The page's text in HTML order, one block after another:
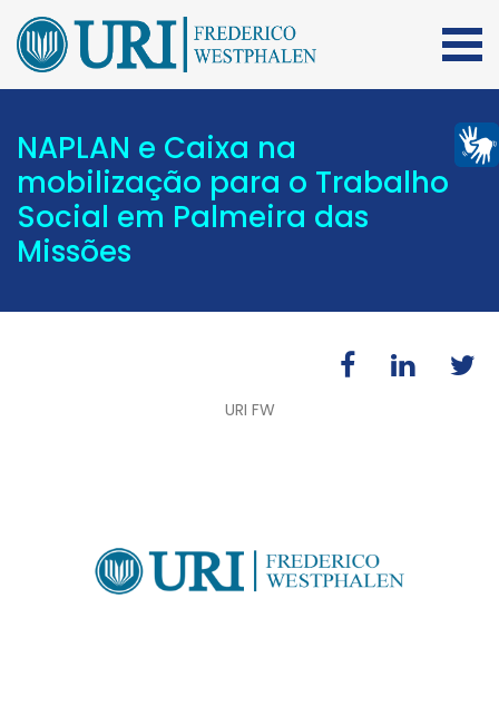
NAPLAN e Caixa na
mobilização para o Trabalho
Social em Palmeira das
Missões
URI FW